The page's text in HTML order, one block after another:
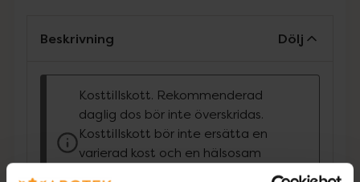
Beskrivning Dölj
Kosttillskott. Rekommenderad
daglig dos bör inte överskridas.
Kosttillskott bör inte ersätta en
varierad kost och en hälsosam
livsstil. Förvaras utom räckhåll för